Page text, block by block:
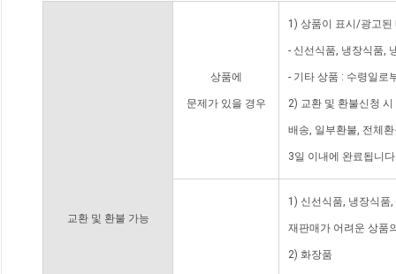
교환 및 환불 가능
상품에
문제가 있을 경우
1) 상품이 표시/광고된
- 신선식품, 냉장식품,
- 기타 상품 : 수령일로
2) 교환 및 환불신청
배송, 일부환불, 전체
3일 이내에 완료됩니
1) 신선식품, 냉장식품
재판매가 어려운 상품
2) 화장품